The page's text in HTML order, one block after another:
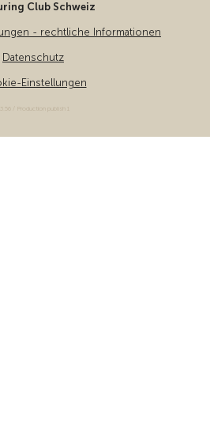
Club Schweiz
- rechtliche Informationen
Datenschutz
Einstellungen
v3.56 / Production publish 1